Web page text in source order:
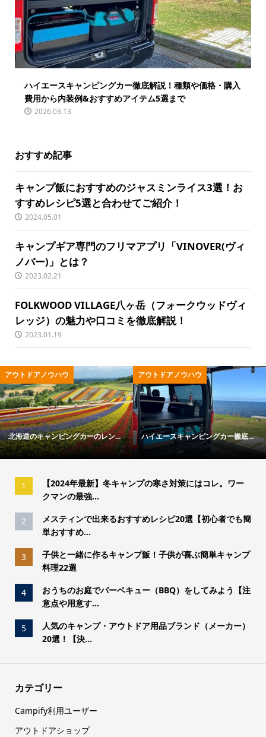
ハイエースキャンピングカー徹底解説！種類や価格・購入
費用から内装例&おすすめアイテム5選まで
2026.03.13
おすすめ記事
キャンプ飯におすすめのジャスミンライス3選！お
すすめレシピ5選と合わせてご紹介！
2024.05.01
キャンプギア専門のフリマアプリ「VINOVER(ヴィ
ノバー)」とは？
2023.02.21
FOLKWOOD VILLAGE八ヶ岳（フォークウッドヴィ
レッジ）の魅力や口コミを徹底解説！
2023.01.19
アウトドアノウハウ
北海道のキャンピングカーのレン...
アウトドアノウハウ
ハイエースキャンピングカー徹底...
1
【2024年最新】冬キャンプの寒さ対策にはコレ。ワー
クマンの最強...
2
メスティンで出来るおすすめレシピ20選【初心者でも簡
単おすすめ...
3
子供と一緒に作るキャンプ飯！子供が喜ぶ簡単キャンプ
料理22選
4
おうちのお庭でバーベキュー（BBQ）をしてみよう【注
意点や用意す...
5
人気のキャンプ・アウトドア用品ブランド（メーカー）
20選！【決...
カテゴリー
Campify利用ユーザー
アウトドアショップ